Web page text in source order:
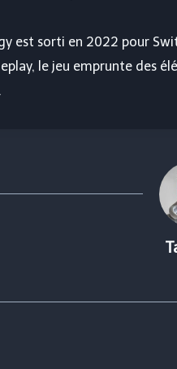
est sorti en 2022 pour
le jeu emprunte des